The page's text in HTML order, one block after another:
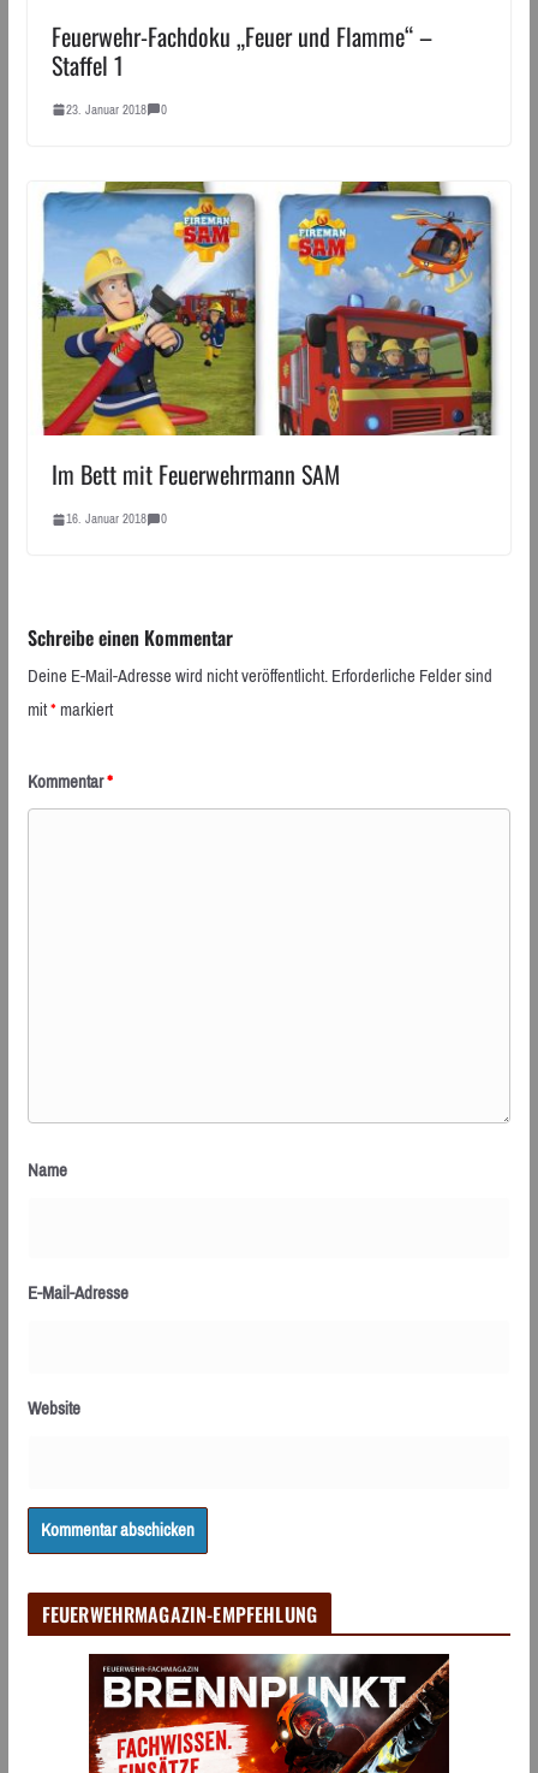
Feuerwehr-Fachdoku „Feuer und Flamme“ –
Staffel 1
23. Januar 2018 0
Im Bett mit Feuerwehrmann SAM
16. Januar 2018 0
Schreibe einen Kommentar
Deine E-Mail-Adresse wird nicht veröffentlicht.Erforderliche Felder sind
mit*markiert
Kommentar*
Name
E-Mail-Adresse
Website
FEUERWEHRMAGAZIN-EMPFEHLUNG